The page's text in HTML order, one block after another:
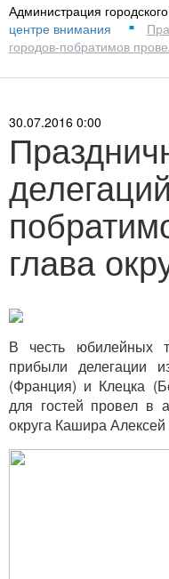
Администрация
центре внимания
■
городов-побратимов
30.07.2016 0:00
глава
В честь юбилейных
прибыли делегации
(Франция) и Клецка
для гостей провел в
округа Кашира